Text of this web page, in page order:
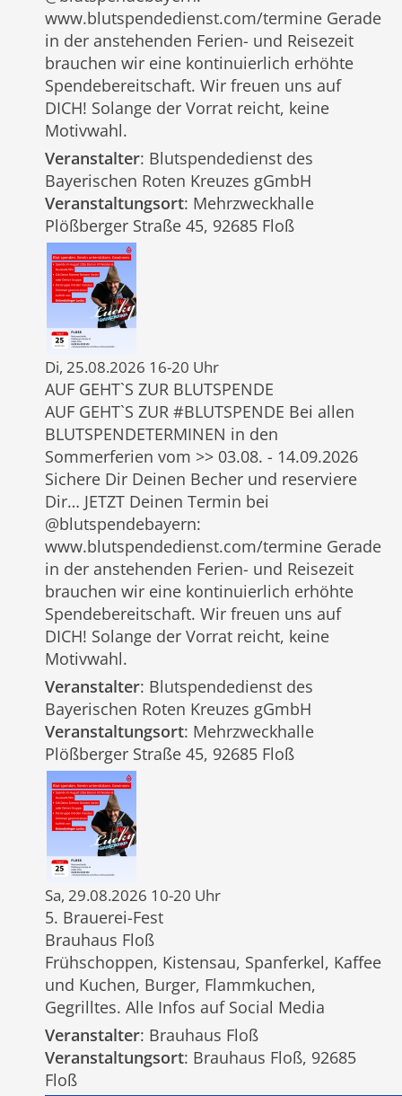
www.blutspendedienst.com/termine Gerade
in der anstehenden Ferien- und Reisezeit
brauchen wir eine kontinuierlich erhöhte
Spendebereitschaft. Wir freuen uns auf
DICH! Solange der Vorrat reicht, keine
Motivwahl.
Veranstalter: Blutspendedienst des
Bayerischen Roten Kreuzes gGmbH
Veranstaltungsort: Mehrzweckhalle
Plößberger Straße 45, 92685 Floß
Di, 25.08.2026 16-20 Uhr
AUF GEHT`S ZUR BLUTSPENDE
AUF GEHT`S ZUR #BLUTSPENDE Bei allen
BLUTSPENDETERMINEN in den
Sommerferien vom >> 03.08. - 14.09.2026
Sichere Dir Deinen Becher und reserviere
Dir… JETZT Deinen Termin bei
@blutspendebayern:
www.blutspendedienst.com/termine Gerade
in der anstehenden Ferien- und Reisezeit
brauchen wir eine kontinuierlich erhöhte
Spendebereitschaft. Wir freuen uns auf
DICH! Solange der Vorrat reicht, keine
Motivwahl.
Veranstalter: Blutspendedienst des
Bayerischen Roten Kreuzes gGmbH
Veranstaltungsort: Mehrzweckhalle
Plößberger Straße 45, 92685 Floß
Sa, 29.08.2026 10-20 Uhr
5. Brauerei-Fest
Brauhaus Floß
Frühschoppen, Kistensau, Spanferkel, Kaffee
und Kuchen, Burger, Flammkuchen,
Gegrilltes. Alle Infos auf Social Media
Veranstalter: Brauhaus Floß
Veranstaltungsort: Brauhaus Floß, 92685
Floß